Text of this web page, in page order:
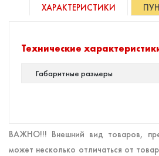
ХАРАКТЕРИСТИКИ
Технические
Габаритные размеры
ВАЖНО!!! Внешний вид товаров,
может несколько отличаться от